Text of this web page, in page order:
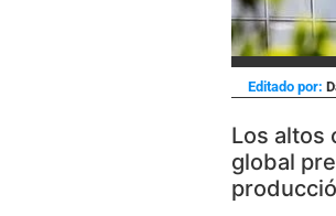
Editado por:
Los altos
global